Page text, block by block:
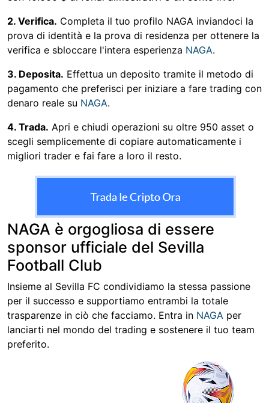
2. Verifica. Completa il tuo profilo NAGA inviandoci la
prova di identità e la prova di residenza per ottenere la
verifica e sbloccare l'intera esperienza NAGA.
3. Deposita. Effettua un deposito tramite il metodo di
pagamento che preferisci per iniziare a fare trading con
denaro reale su NAGA.
4. Trada. Apri e chiudi operazioni su oltre 950 asset o
scegli semplicemente di copiare automaticamente i
migliori trader e fai fare a loro il resto.
NAGA è orgogliosa di essere
sponsor ufficiale del Sevilla
Football Club
Insieme al Sevilla FC condividiamo la stessa passione
per il successo e supportiamo entrambi la totale
trasparenze in ciò che facciamo. Entra in NAGA per
lanciarti nel mondo del trading e sostenere il tuo team
preferito.